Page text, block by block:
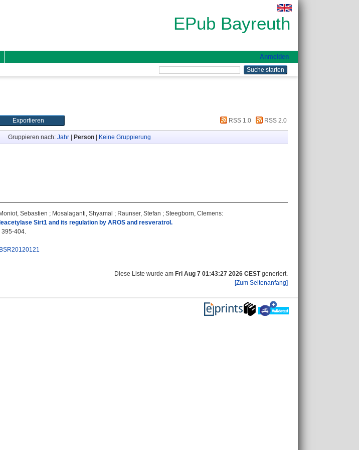
EPub Bayreuth
Anmelden
RSS 1.0 RSS 2.0
Gruppieren nach: Jahr| Person| Keine Gruppierung
Moniot, Sebastien ; Mosalaganti, Shyamal ; Raunser, Stefan ; Steegborn, Clemens:
Sirt1 and its regulation by AROS and resveratrol.
395-404.
Diese Liste wurde am Fri Aug 7 01:43:27 2026 CESTgeneriert.
[Zum Seitenanfang]